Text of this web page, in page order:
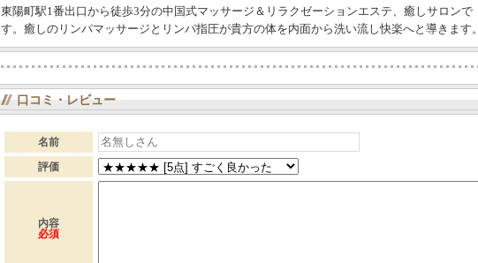
東陽町駅1番出口から徒歩3分の中国式マッサージ＆リラクゼーションエステ、癒しサロンで
す。癒しのリンパマッサージとリンパ指圧が貴方の体を内面から洗い流し快楽へと導きます。
口コミ・レビュー
名前
評価
内容
必須